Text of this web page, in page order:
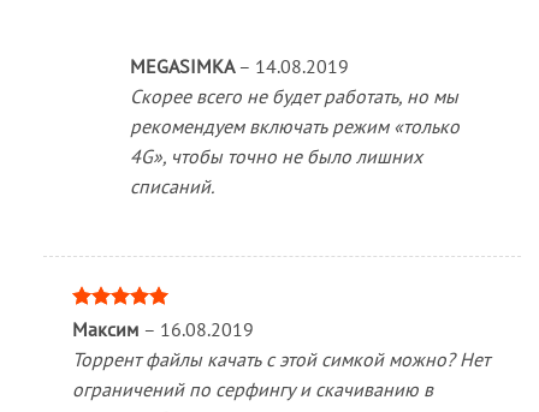
MEGASIMKA – 14.08.2019
Скорее всего не будет работать, но мы
рекомендуем включать режим «только
4G», чтобы точно не было лишних
списаний.
Оценка
из 5
Максим – 16.08.2019
Торрент файлы качать с этой симкой можно? Нет
ограничений по серфингу и скачиванию в